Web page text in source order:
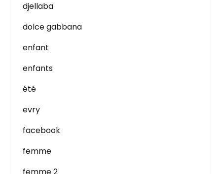
djellaba
dolce gabbana
enfant
enfants
été
evry
facebook
femme